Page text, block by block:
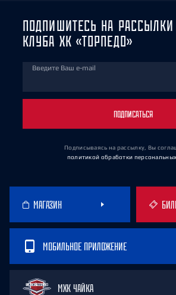
ПОДПИШИТЕСЬ НА
КЛУБА ХК «ТОРПЕДО»
Введите Ваш e-mail
ПОДПИСАТЬСЯ
Подписываясь на рассылку, Вы
политикой обработки
МАГАЗИН
МОБИЛЬНОЕ ПРИЛОЖЕНИЕ
МХК ЧАЙКА